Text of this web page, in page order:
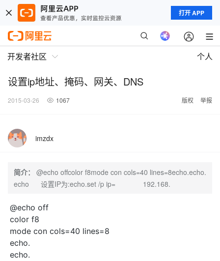
打开 APP
开发者社区 个人
设置ip地址、掩码、网关、DNS
2015-03-26 1067 版权 举报
imzdx
简介：
@echo offcolor f8mode con cols=40 lines=8echo.echo.
echo 设置IP为:echo.set /p ip= 192.168.
@echo off
color f8
mode con cols=40 lines=8
echo.
echo.